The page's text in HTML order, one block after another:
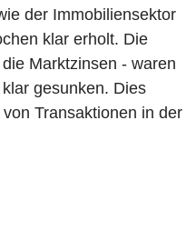
der Immobiliensektor
klar erholt. Die
Marktzinsen - waren
gesunken. Dies
Transaktionen in der